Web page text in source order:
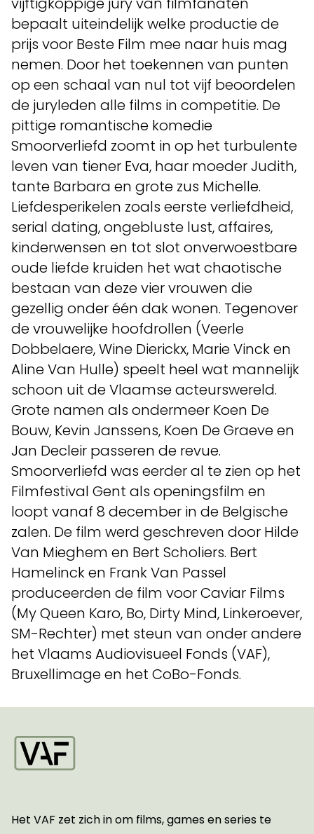
bepaalt uiteindelijk welke productie de
prijs voor Beste Film mee naar huis mag
nemen. Door het toekennen van punten
op een schaal van nul tot vijf beoordelen
de juryleden alle films in competitie. De
pittige romantische komedie
Smoorverliefd zoomt in op het turbulente
leven van tiener Eva, haar moeder Judith,
tante Barbara en grote zus Michelle.
Liefdesperikelen zoals eerste verliefdheid,
serial dating, ongebluste lust, affaires,
kinderwensen en tot slot onverwoestbare
oude liefde kruiden het wat chaotische
bestaan van deze vier vrouwen die
gezellig onder één dak wonen. Tegenover
de vrouwelijke hoofdrollen (Veerle
Dobbelaere, Wine Dierickx, Marie Vinck en
Aline Van Hulle) speelt heel wat mannelijk
schoon uit de Vlaamse acteurswereld.
Grote namen als ondermeer Koen De
Bouw, Kevin Janssens, Koen De Graeve en
Jan Decleir passeren de revue.
Smoorverliefd was eerder al te zien op het
Filmfestival Gent als openingsfilm en
loopt vanaf 8 december in de Belgische
zalen. De film werd geschreven door Hilde
Van Mieghem en Bert Scholiers. Bert
Hamelinck en Frank Van Passel
produceerden de film voor Caviar Films
(My Queen Karo, Bo, Dirty Mind, Linkeroever,
SM-Rechter) met steun van onder andere
het Vlaams Audiovisueel Fonds (VAF),
Bruxellimage en het CoBo-Fonds.
Het VAF zet zich in om films, games en series te